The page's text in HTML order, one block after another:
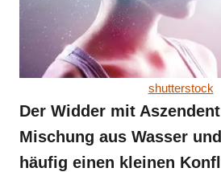
shutterstock
Der Widder mit
Mischung aus Wasser
häufig einen kleinen